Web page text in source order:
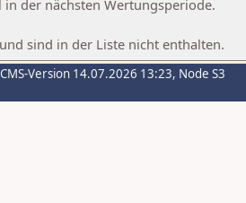
der nächsten Wertungsperiode.
sind in der Liste nicht enthalten.
Version 14.07.2026 13:23, Node S3